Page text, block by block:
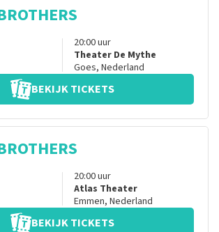
20:00uur
Theater De Mythe
Goes, Nederland
BEKIJK TICKETS
20:00uur
Atlas Theater
Emmen, Nederland
BEKIJK TICKETS